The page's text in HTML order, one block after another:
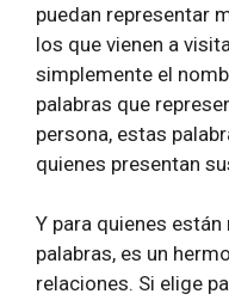
puedan representar
los que vienen a
simplemente el
palabras que
persona, estas
quienes presentan
Y para quienes
palabras, es un
relaciones. Si elige